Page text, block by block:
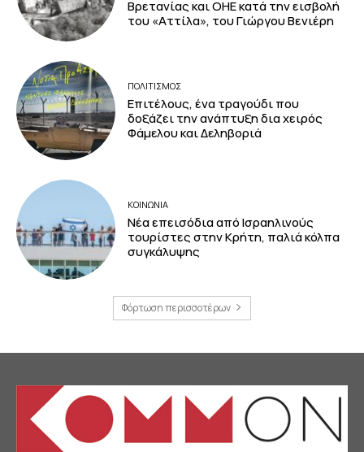
Βρετανίας και ΟΗΕ κατά την εισβολή
του «Αττίλα», του Γιώργου Βενιέρη
ΠΟΛΙΤΙΣΜΟΣ
Επιτέλους, ένα τραγούδι που
δοξάζει την ανάπτυξη δια χειρός
Φάμελου και Δεληβοριά
ΚΟΙΝΩΝΙΑ
Νέα επεισόδια από Ισραηλινούς
τουρίστες στην Κρήτη, παλιά κόλπα
συγκάλυψης
Φόρτωση περισσοτέρων